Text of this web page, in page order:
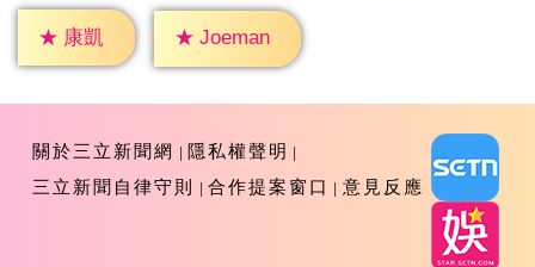
★ 康凱 ★ Joeman
關於三立新聞網
隱私權聲明
三立新聞自律守則
合作提案窗口 意見反應